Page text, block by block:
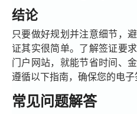
结论
只要做好规划并注意细节，
证其实很简单。了解签证要
门户网站，就能节省时间、
遵循以下指南，确保您的电子
常见问题解答